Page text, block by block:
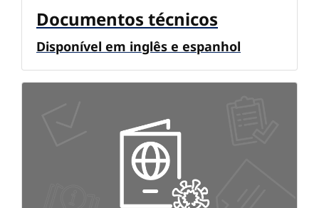
Documentos técnicos
Disponível em inglês e espanhol